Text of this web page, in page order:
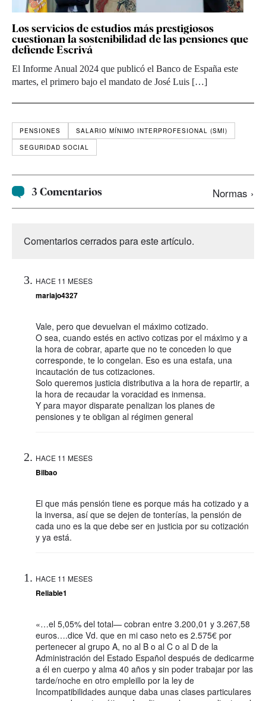
Los servicios de estudios más prestigiosos
cuestionan la sostenibilidad de las pensiones que
defiende Escrivá
El Informe Anual 2024 que publicó el Banco de España este
martes, el primero bajo el mandato de José Luis […]
PENSIONES
SALARIO MÍNIMO INTERPROFESIONAL (SMI)
SEGURIDAD SOCIAL
3 Comentarios Normas ›
Comentarios cerrados para este artículo.
HACE 11 MESES
mariajo4327
Vale, pero que devuelvan el máximo cotizado.
O sea, cuando estés en activo cotizas por el máximo y a
la hora de cobrar, aparte que no te conceden lo que
corresponde, te lo congelan. Eso es una estafa, una
incautación de tus cotizaciones.
Solo queremos justicia distributiva a la hora de repartir, a
la hora de recaudar la voracidad es inmensa.
Y para mayor disparate penalizan los planes de
pensiones y te obligan al régimen general
HACE 11 MESES
Bilbao
El que más pensión tiene es porque más ha cotizado y a
la inversa, así que se dejen de tonterías, la pensión de
cada uno es la que debe ser en justicia por su cotización
y ya está.
HACE 11 MESES
Reliable1
«…el 5,05% del total— cobran entre 3.200,01 y 3.267,58
euros….dice Vd. que en mi caso neto es 2.575€ por
pertenecer al grupo A, no al B o al C o al D de la
Administración del Estado Español después de dedicarme
a él en cuerpo y alma 40 años y sin poder trabajar por las
tarde/noche en otro empleillo por la ley de
Incompatibilidades aunque daba unas clases particulares